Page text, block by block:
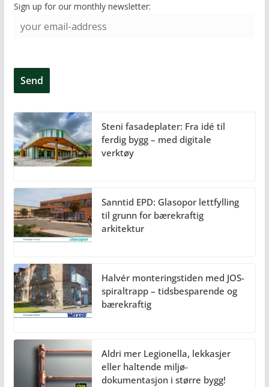
Sign up for our monthly newsletter:
Steni fasadeplater: Fra idé til
ferdig bygg – med digitale
verktøy
Sanntid EPD: Glasopor lettfylling
til grunn for bærekraftig
arkitektur
Halvér monteringstiden med JOS-
spiraltrapp – tidsbesparende og
bærekraftig
Aldri mer Legionella, lekkasjer
eller haltende miljø-
dokumentasjon i større bygg!